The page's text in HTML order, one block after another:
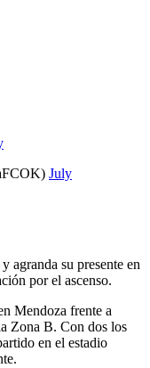
July
agranda su presente en
por el ascenso.
Mendoza frente a
Zona B. Con dos los
en el estadio